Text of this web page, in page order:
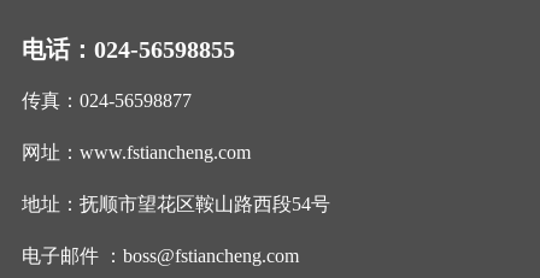
电话：024-56598855
传真：024-56598877
网址：www.fstiancheng.com
地址：抚顺市望花区鞍山路西段54号
电子邮件 ：boss@fstiancheng.com